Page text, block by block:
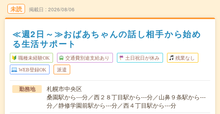
未読 掲載日 2026/08/06
≪週2日～≫おばあちゃんの話し相手から始め
る生活サポート
職種未経験OK 交通費別途支給あり 土日祝日が休み 残業なし
WEB登録OK 派遣
勤務地
札幌市中央区
桑園駅から---分／西２８丁目駅から---分／山鼻９条駅から---
分／静修学園前駅から---分／西４丁目駅から---分